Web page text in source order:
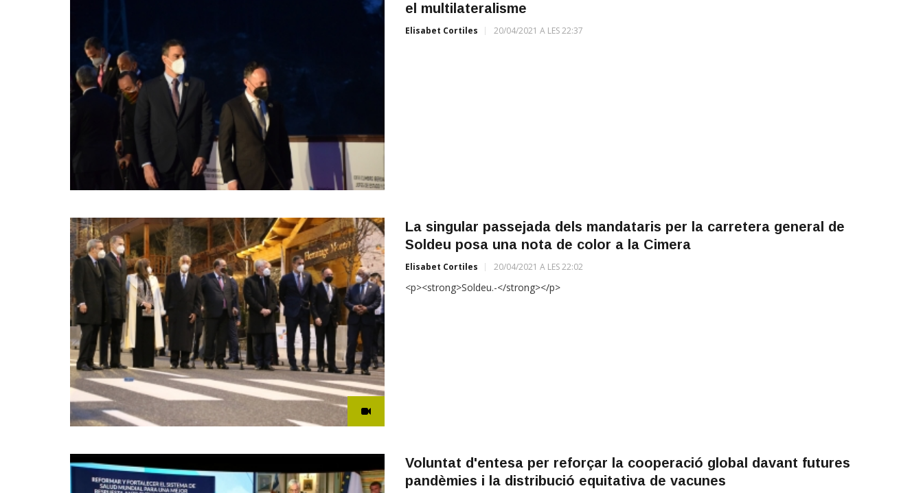
el multilateralisme
Elisabet Cortiles 20/04/2021 A LES 22:37
La singular passejada dels mandataris per la carretera general de
Soldeu posa una nota de color a la Cimera
Elisabet Cortiles 20/04/2021 A LES 22:02
<p><strong>Soldeu.-</strong></p>
Voluntat d'entesa per reforçar la cooperació global davant futures
pandèmies i la distribució equitativa de vacunes